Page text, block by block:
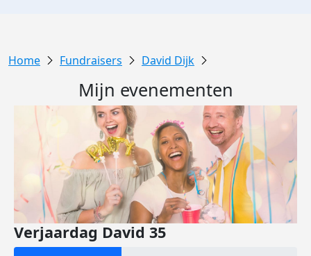
Fundraisers David Dijk
Mijn evenementen
Verjaardag David 35